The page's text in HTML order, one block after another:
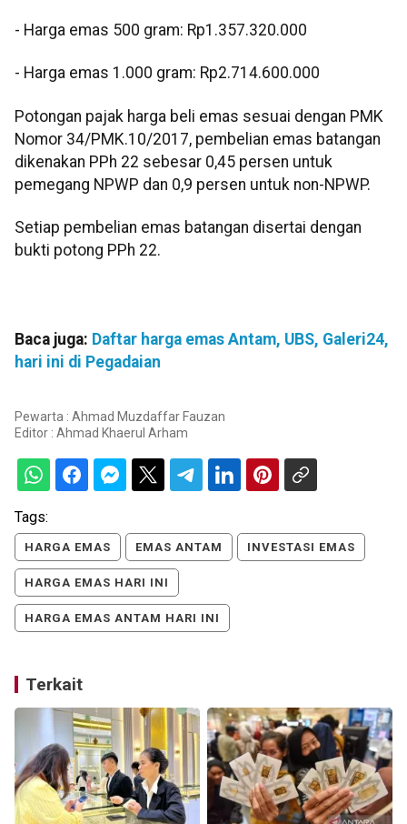
‎- ⁠Harga emas 500 gram: Rp1.357.320.000
‎- ⁠Harga emas 1.000 gram: Rp2.714.600.000
‎‎Potongan pajak harga beli emas sesuai dengan PMK
Nomor 34/PMK.10/2017, pembelian emas batangan
dikenakan PPh 22 sebesar 0,45 persen untuk
pemegang NPWP dan 0,9 persen untuk non-NPWP.
Setiap pembelian emas batangan disertai dengan
bukti potong PPh 22.
Baca juga: Daftar harga emas Antam, UBS, Galeri24,
hari ini di Pegadaian
Pewarta : Ahmad Muzdaffar Fauzan
Editor : Ahmad Khaerul Arham
Tags:
HARGA EMAS EMAS ANTAM INVESTASI EMAS
HARGA EMAS HARI INI
HARGA EMAS ANTAM HARI INI
Terkait